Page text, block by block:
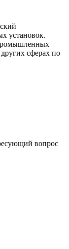
установок.
сферах по
вопрос